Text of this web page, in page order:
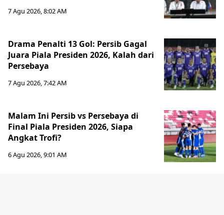
7 Agu 2026, 8:02 AM
Drama Penalti 13 Gol: Persib Gagal
Juara Piala Presiden 2026, Kalah dari
Persebaya
7 Agu 2026, 7:42 AM
Malam Ini Persib vs Persebaya di
Final Piala Presiden 2026, Siapa
Angkat Trofi?
6 Agu 2026, 9:01 AM